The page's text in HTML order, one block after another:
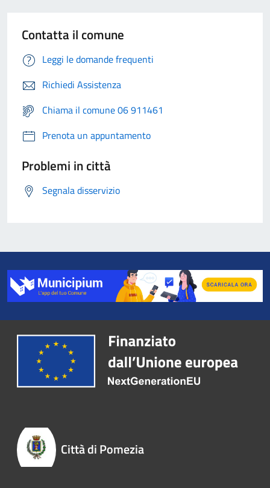
Contatta il comune
Leggi le domande frequenti
Richiedi Assistenza
Chiama il comune 06 911461
Prenota un appuntamento
Problemi in città
Segnala disservizio
Città di Pomezia